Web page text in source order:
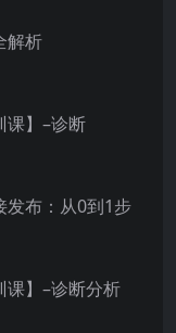
解析
课】–诊断
发布：从0到1步
】–诊断分析